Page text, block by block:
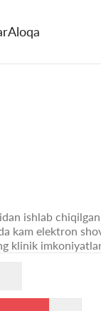
Aloqa
ishlab
kam elektron
klinik